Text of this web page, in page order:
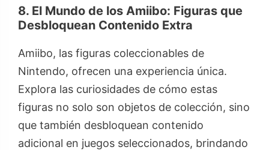
8. El Mundo de los Amiibo: Figuras que
Desbloquean Contenido Extra
Amiibo, las figuras coleccionables de
Nintendo, ofrecen una experiencia única.
Explora las curiosidades de cómo estas
figuras no solo son objetos de colección, sino
que también desbloquean contenido
adicional en juegos seleccionados, brindando